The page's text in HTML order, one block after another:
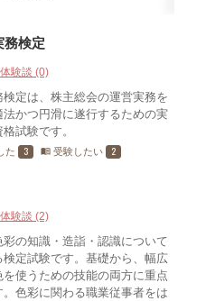
務検定
験談 (0)
定は、株主総会の運営実務を
かつ円滑に遂行するための実
試験です。
た 3 menu_book 受験したい 2
験談 (2)
の知識・造詣・認識について
定試験です。基礎から、幅広
使うための技能の両方に重点
色彩に関わる職業従事者をは